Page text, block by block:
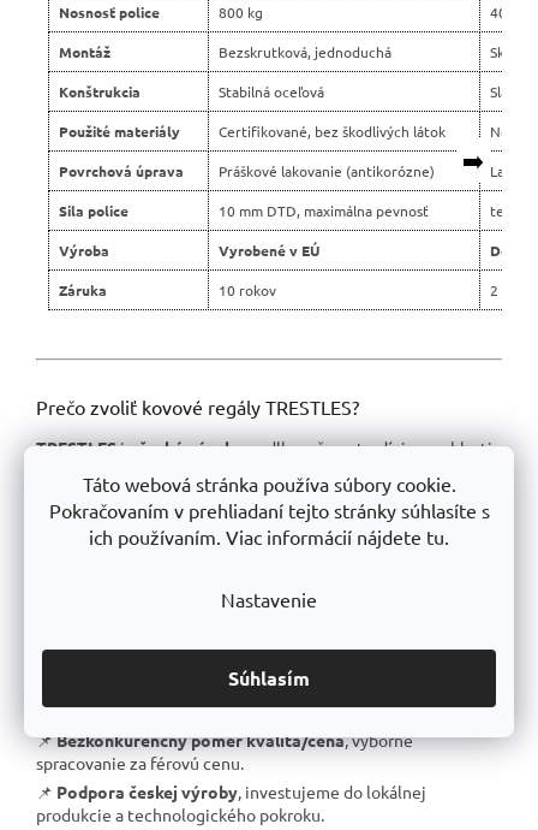
Táto webová stránka používa súbory cookie.
Pokračovaním v prehliadaní tejto stránky súhlasíte s
ich používaním. Viac informácií nájdete tu.
Nastavenie
Súhlasím
➡️
Nosnosť police 800 kg 400 kg
Montáž Bezskrutková, jednoduchá
Konštrukcia Stabilná oceľová Slabší
Použité materiály Certifikované, bez škodlivých látok
Povrchová úprava Práškové lakovanie (antikorózne) Lacné
Sila police 10 mm DTD, maximálna pevnosť tenšie
Výroba Vyrobené v EÚ Dovoz
Záruka 10 rokov 2 roky
Prečo zvoliť kovové regály TRESTLES?
TRESTLESječeský výrobcas dlhoročnou tradíciou v oblasti
plne automatizovaných linkáchsi udržiavame stabilné
produktové rady , ktoré spĺňajú najvyššie kvalitatívne
štandardy.
uvedené zaťaženie.
, jednoduchá manipulácia a
prispôsobenie výšky políc.
📌Bezkonkurenčný pomer kvalita/cena, výborné
spracovanie za férovú cenu.
📌 Podpora českej výroby , investujeme do lokálnej
produkcie a technologického pokroku.